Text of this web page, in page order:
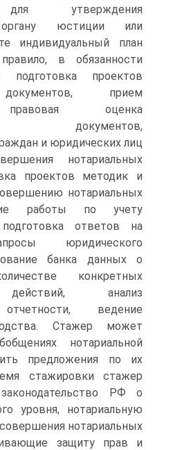
для утверждения
органу юстиции или
индивидуальный план
в обязанности
подготовка проектов
прием
правовая оценка
документов,
и юридических лиц
нотариальных
проектов методик и
нотариальных
работы по учету
подготовка ответов на
юридического
банка данных о
конкретных
действий, анализ
ведение
Стажер может
нотариальной
предложения по их
стажировки стажер
РФ о
уровня, нотариальную
нотариальных
защиту прав и